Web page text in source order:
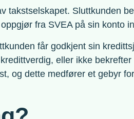
takstselskapet. Sluttkunden
fra SVEA på sin konto
får godkjent sin
eller ikke
og dette medfører et gebyr